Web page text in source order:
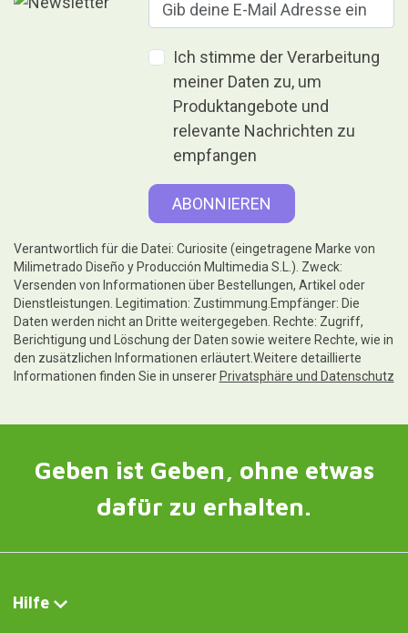
Ich stimme der Verarbeitung
meiner Daten zu, um
Produktangebote und
relevante Nachrichten zu
empfangen
Verantwortlich für die Datei: Curiosite (eingetragene Marke von
Milimetrado Diseño y Producción Multimedia S.L.). Zweck:
Versenden von Informationen über Bestellungen, Artikel oder
Dienstleistungen. Legitimation: Zustimmung.Empfänger: Die
Daten werden nicht an Dritte weitergegeben. Rechte: Zugriff,
Berichtigung und Löschung der Daten sowie weitere Rechte, wie in
den zusätzlichen Informationen erläutert.Weitere detaillierte
Informationen finden Sie in unserer Privatsphäre und Datenschutz
Geben ist Geben, ohne etwas
dafür zu erhalten.
Hilfe